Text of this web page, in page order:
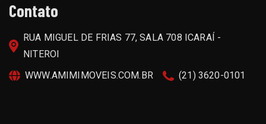
Contato
RUA MIGUEL DE FRIAS 77, SALA 708 ICARAÍ -
NITEROI
WWW.AMIMIMOVEIS.COM.BR
(21) 3620-0101